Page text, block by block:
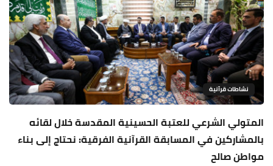
نشاطات قرآنية
المتولي الشرعي للعتبة الحسينية المقدسة خلال لقائه
بالمشاركين في المسابقة القرآنية الفرقية: نحتاج إلى بناء
مواطن صالح